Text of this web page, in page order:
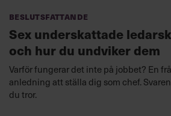
Beslutsfattande
Sex underskattade
och hur du undviker dem
Varför fungerar det inte på jobbet? En
anledning att ställa dig som chef.
du tror.